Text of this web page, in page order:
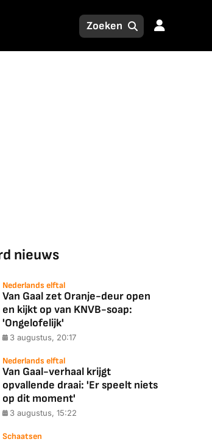
nieuws
Nederlands elftal
Van Gaal zet Oranje-deur open
en kijkt op van KNVB-soap:
'Ongelofelijk'
3 augustus, 20:17
Nederlands elftal
Van Gaal-verhaal krijgt
opvallende draai: 'Er speelt niets
op dit moment'
3 augustus, 15:22
Schaatsen